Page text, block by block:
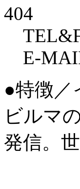
404
E-
●特徴／
ビルマ
発信。